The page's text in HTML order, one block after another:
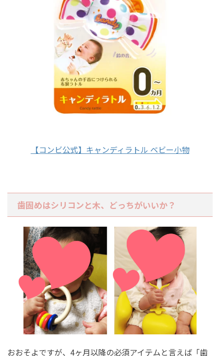
【コンビ公式】キャンディラトル ベビー小物
歯固めはシリコンと木、どっちがいいか？
おおそよですが、4ヶ月以降の必須アイテムと言えば「歯